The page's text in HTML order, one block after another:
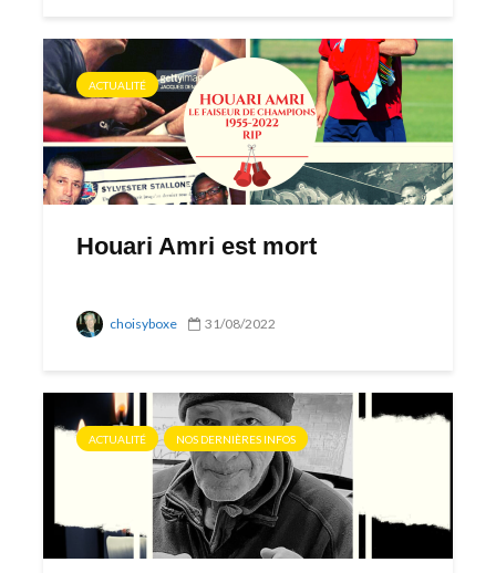
ACTUALITÉ
Houari Amri est mort
choisyboxe 31/08/2022
ACTUALITÉ NOS DERNIÈRES INFOS